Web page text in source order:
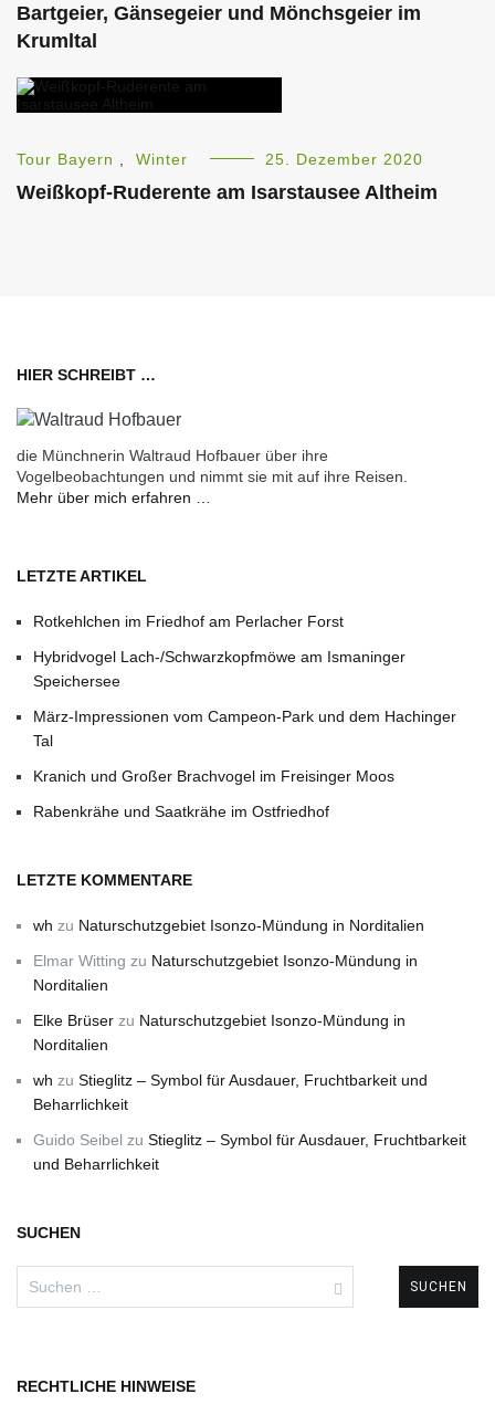
Bartgeier, Gänsegeier und Mönchsgeier im
Krumltal
Tour Bayern Winter 25. Dezember 2020
Weißkopf-Ruderente am Isarstausee Altheim
HIER SCHREIBT …
die Münchnerin Waltraud Hofbauer über ihre
Vogelbeobachtungen und nimmt sie mit auf ihre Reisen.
Mehr über mich erfahren …
LETZTE ARTIKEL
Rotkehlchen im Friedhof am Perlacher Forst
Hybridvogel Lach-/Schwarzkopfmöwe am Ismaninger
Speichersee
März-Impressionen vom Campeon-Park und dem Hachinger
Tal
Kranich und Großer Brachvogel im Freisinger Moos
Rabenkrähe und Saatkrähe im Ostfriedhof
LETZTE KOMMENTARE
wh zu Naturschutzgebiet Isonzo-Mündung in Norditalien
Elmar Witting zu Naturschutzgebiet Isonzo-Mündung in
Norditalien
Elke Brüser zu Naturschutzgebiet Isonzo-Mündung in
Norditalien
wh zu Stieglitz – Symbol für Ausdauer, Fruchtbarkeit und
Beharrlichkeit
Guido Seibel zu Stieglitz – Symbol für Ausdauer, Fruchtbarkeit
und Beharrlichkeit
SUCHEN
RECHTLICHE HINWEISE